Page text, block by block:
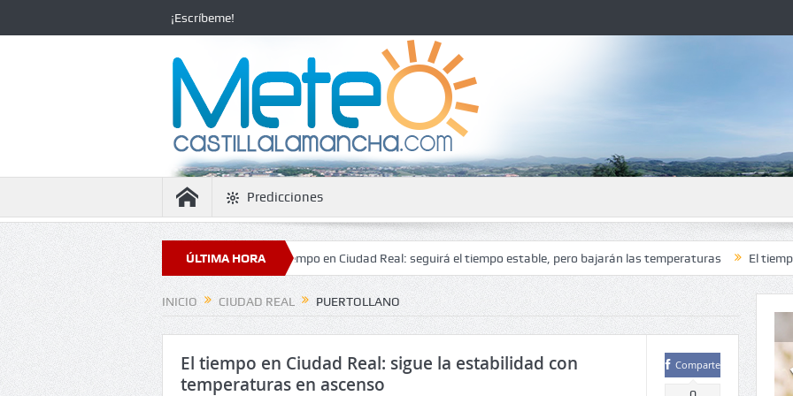
¡Escríbeme!
Predicciones
ÚLTIMA HORA
con temperaturas en ascenso El tiempo en Ciudad Real: seguirá el tiempo estable, pero bajarán las temperaturas El tiempo en Ciudad
INICIO CIUDAD REAL PUERTOLLANO
El tiempo en Ciudad Real: sigue la estabilidad con
temperaturas en ascenso
Comparte